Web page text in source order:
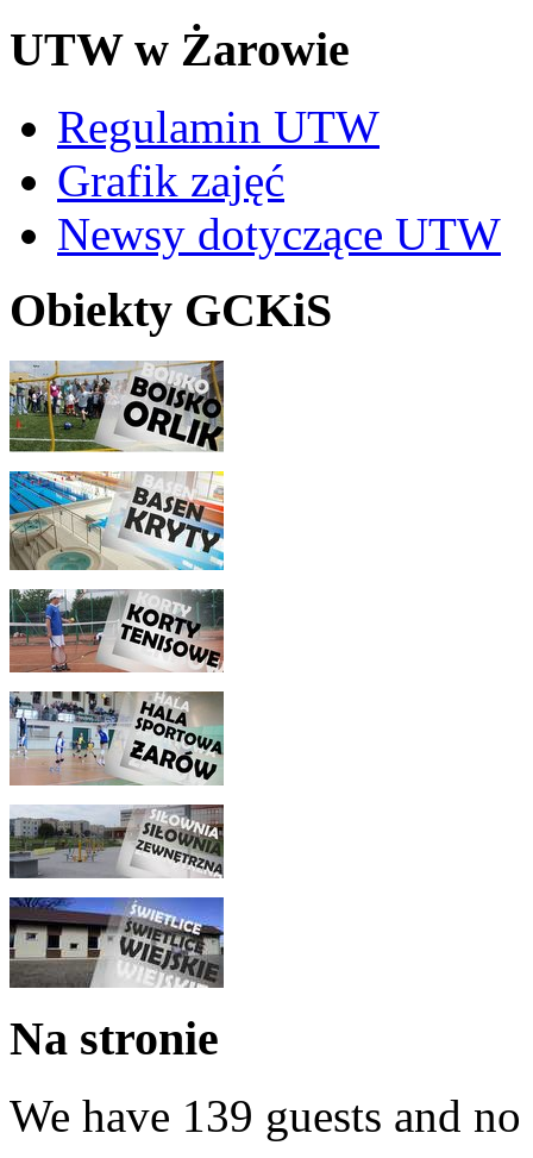
UTW w Żarowie
Regulamin UTW
Grafik zajęć
Newsy dotyczące UTW
Obiekty GCKiS
Na stronie
We have 139 guests and